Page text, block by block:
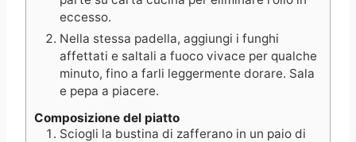
eccesso.
Nella stessa padella, aggiungi i funghi
affettati e saltali a fuoco vivace per qualche
minuto, fino a farli leggermente dorare. Sala
e pepa a piacere.
Composizione del piatto
Sciogli la bustina di zafferano in un paio di